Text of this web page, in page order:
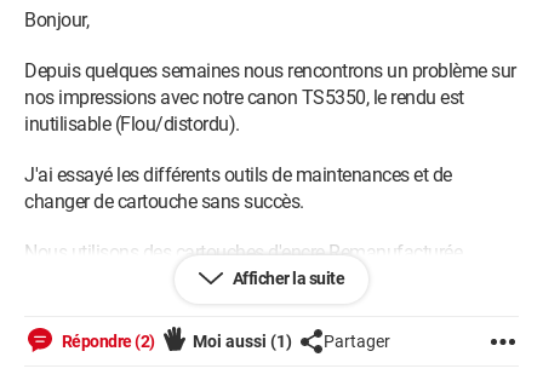
Bonjour,
Depuis quelques semaines nous rencontrons un problème sur
nos impressions avec notre canon TS5350, le rendu est
inutilisable (Flou/distordu).
J'ai essayé les différents outils de maintenances et de
changer de cartouche sans succès.
Nous utilisons des cartouches d'encre Remanufacturée
Afficher la suite
Répondre (2) Moi aussi (1) Partager